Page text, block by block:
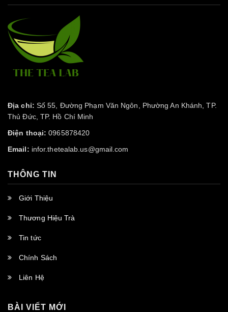
Địa chỉ: Số 55, Đường Phạm Văn Ngôn, Phường An Khánh, TP.
Thủ Đức, TP. Hồ Chí Minh
Điện thoại: 0965878420
Email: infor.thetealab.us@gmail.com
THÔNG TIN
Giới Thiệu
Thương Hiệu Trà
Tin tức
Chính Sách
Liên Hệ
BÀI VIẾT MỚI